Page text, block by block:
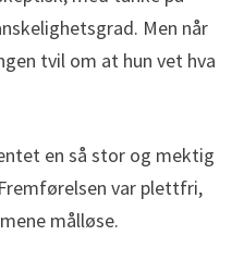
Men når
tvil om at hun vet hva
en så stor og mektig
var plettfri,
målløse.